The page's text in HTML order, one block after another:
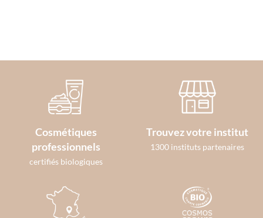
Cosmétiques
professionnels
certifiés biologiques
Trouvez votre institut
1300 instituts partenaires